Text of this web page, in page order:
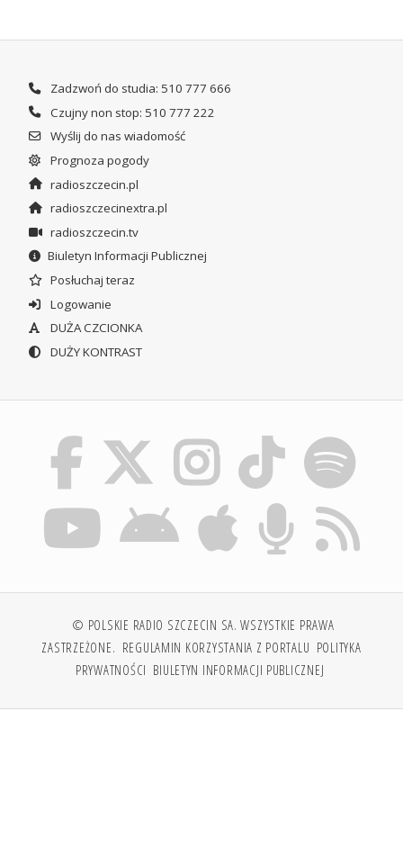
Zadzwoń do studia: 510 777 666
Czujny non stop: 510 777 222
Wyślij do nas wiadomość
Prognoza pogody
radioszczecin.pl
radioszczecinextra.pl
radioszczecin.tv
Biuletyn Informacji Publicznej
Posłuchaj teraz
Logowanie
DUŻA CZCIONKA
DUŻY KONTRAST
© POLSKIE RADIO SZCZECIN SA. WSZYSTKIE PRAWA
ZASTRZEŻONE. REGULAMIN KORZYSTANIA Z PORTALU POLITYKA
PRYWATNOŚCI BIULETYN INFORMACJI PUBLICZNEJ